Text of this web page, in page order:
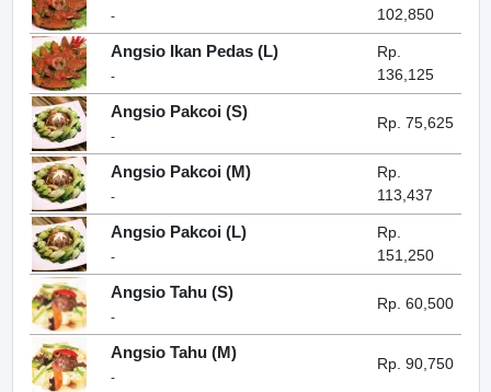
-
102,850
Angsio Ikan Pedas (L)
-
Rp.
136,125
Angsio Pakcoi (S)
-
Rp. 75,625
Angsio Pakcoi (M)
-
Rp.
113,437
Angsio Pakcoi (L)
-
Rp.
151,250
Angsio Tahu (S)
-
Rp. 60,500
Angsio Tahu (M)
-
Rp. 90,750